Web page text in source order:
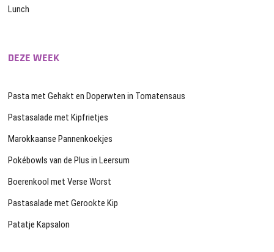
Lunch
DEZE WEEK
Pasta met Gehakt en Doperwten in Tomatensaus
Pastasalade met Kipfrietjes
Marokkaanse Pannenkoekjes
Pokébowls van de Plus in Leersum
Boerenkool met Verse Worst
Pastasalade met Gerookte Kip
Patatje Kapsalon